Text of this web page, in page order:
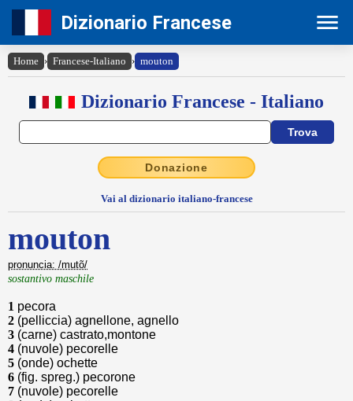
Dizionario Francese
Home › Francese-Italiano › mouton
Dizionario Francese - Italiano
Donazione
Vai al dizionario italiano-francese
mouton
pronuncia: /mutõ/
sostantivo maschile
1 pecora
2 (pelliccia) agnellone, agnello
3 (carne) castrato,montone
4 (nuvole) pecorelle
5 (onde) ochette
6 (fig. spreg.) pecorone
7 (nuvole) pecorelle